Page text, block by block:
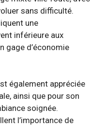
sans difficulté.
une
inférieure aux
gage d’économie
également appréciée
ainsi que pour son
soignée.
l’importance de